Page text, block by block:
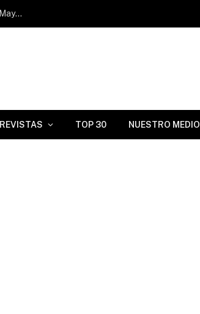
Yoel Yanqui se ratificó entre los mejores bateadores de la Liga Mayor de Venezuela
TOP 30 NUESTRO MEDIO